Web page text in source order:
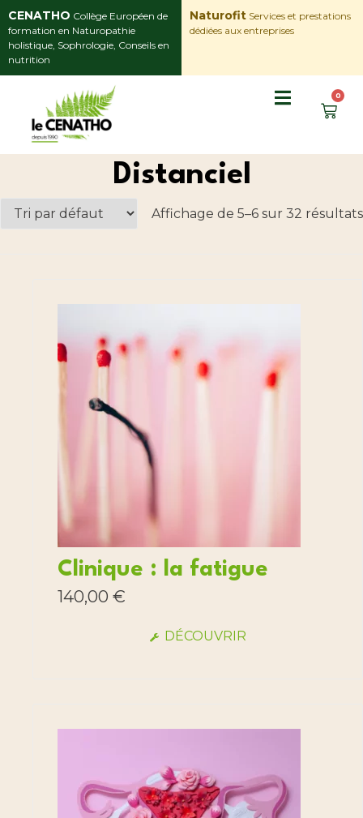
CENATHO Collège Européen de
formation en Naturopathie
holistique, Sophrologie, Conseils en
nutrition
Naturofit Services et prestations
dédiées aux entreprises
0
Distanciel
Affichage de 5–6 sur 32 résultats
Clinique : la fatigue
140,00 €
DÉCOUVRIR